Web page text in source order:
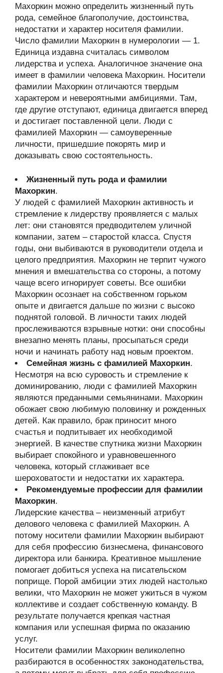
Махоркин можно определить жизненный путь
рода, семейное благополучие, достоинства,
недостатки и характер носителя фамилии.
Число фамилии Махоркин в нумерологии — 1.
Единица издавна считалась символом
лидерства и успеха. Аналогичное значение она
имеет в фамилии человека Махоркин. Носители
фамилии Махоркин отличаются твердым
характером и невероятными амбициями. Там,
где другие отступают, единица двигается вперед
и достигает поставленной цели. Люди с
фамилией Махоркин — самоуверенные
личности, пришедшие покорять мир и
доказывать свою состоятельность.
Жизненный путь рода и фамилии
Махоркин.
У людей с фамилией Махоркин активность и
стремление к лидерству проявляется с малых
лет: они становятся предводителем уличной
компании, затем – старостой класса. Спустя
годы, они выбиваются в руководители отдела и
целого предприятия. Махоркин не терпит чужого
мнения и вмешательства со стороны, а потому
чаще всего игнорирует советы. Все ошибки
Махоркин осознает на собственном горьком
опыте и двигается дальше по жизни с высоко
поднятой головой. В личности таких людей
прослеживаются взрывные нотки: они способны
внезапно менять планы, просыпаться среди
ночи и начинать работу над новым проектом.
Семейная жизнь с фамилией Махоркин.
Несмотря на всю суровость и стремление к
доминированию, люди с фамилией Махоркин
являются преданными семьянинами. Махоркин
обожает свою любимую половинку и рожденных
детей. Как правило, брак приносит много
счастья и подпитывает их необходимой
энергией. В качестве спутника жизни Махоркин
выбирает спокойного и уравновешенного
человека, который сглаживает все
шероховатости и недостатки их характера.
Рекомендуемые профессии для фамилии
Махоркин.
Лидерские качества – неизменный атрибут
делового человека с фамилией Махоркин. А
потому носители фамилии Махоркин выбирают
для себя профессию бизнесмена, финансового
директора или банкира. Креативное мышление
помогает добиться успеха на писательском
поприще. Порой амбиции этих людей настолько
велики, что Махоркин не может ужиться в чужом
коллективе и создает собственную команду. В
результате получается крепкая частная
компания или успешная фирма по оказанию
услуг.
Носители фамилии Махоркин великолепно
разбираются в особенностях законодательства,